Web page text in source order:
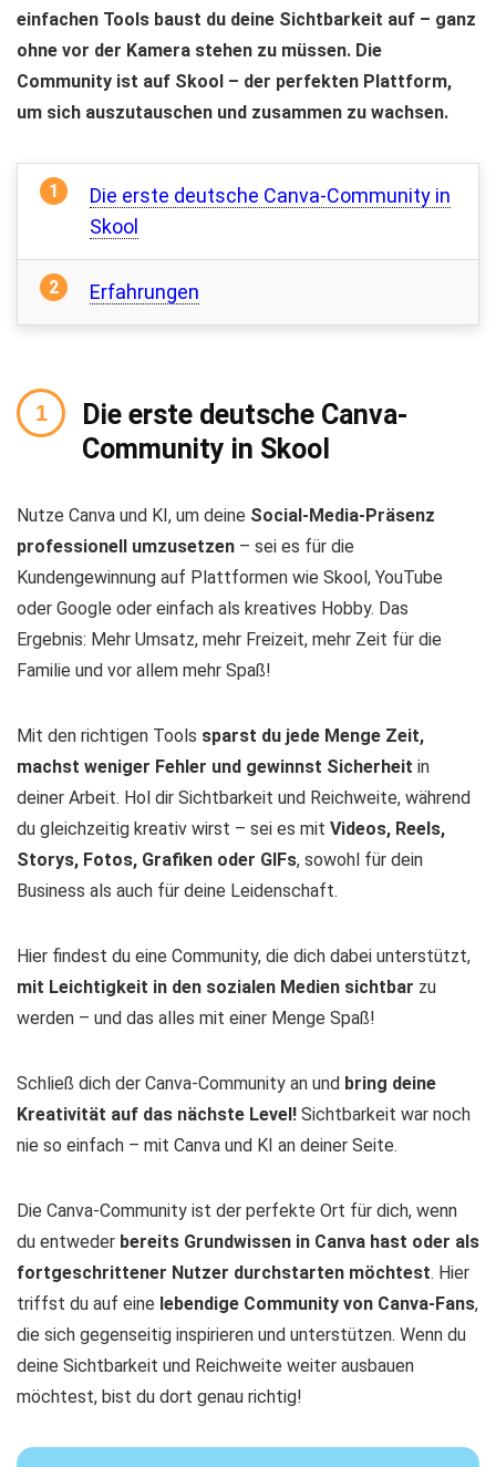
einfachen Tools baust du deine Sichtbarkeit auf – ganz
ohne vor der Kamera stehen zu müssen. Die
Community ist auf Skool – der perfekten Plattform,
um sich auszutauschen und zusammen zu wachsen.
Die erste deutsche Canva-Community in
Skool
Erfahrungen
Die erste deutsche Canva-
Community in Skool
Nutze Canva und KI, um deine Social-Media-Präsenz
professionell umzusetzen – sei es für die
Kundengewinnung auf Plattformen wie Skool, YouTube
oder Google oder einfach als kreatives Hobby. Das
Ergebnis: Mehr Umsatz, mehr Freizeit, mehr Zeit für die
Familie und vor allem mehr Spaß!
Mit den richtigen Tools sparst du jede Menge Zeit,
machst weniger Fehler und gewinnst Sicherheit in
deiner Arbeit. Hol dir Sichtbarkeit und Reichweite, während
du gleichzeitig kreativ wirst – sei es mit Videos, Reels,
Storys, Fotos, Grafiken oder GIFs, sowohl für dein
Business als auch für deine Leidenschaft.
Hier findest du eine Community, die dich dabei unterstützt,
mit Leichtigkeit in den sozialen Medien sichtbar zu
werden – und das alles mit einer Menge Spaß!
Schließ dich der Canva-Community an und bring deine
Kreativität auf das nächste Level! Sichtbarkeit war noch
nie so einfach – mit Canva und KI an deiner Seite.
Die Canva-Community ist der perfekte Ort für dich, wenn
du entweder bereits Grundwissen in Canva hast oder als
fortgeschrittener Nutzer durchstarten möchtest. Hier
triffst du auf eine lebendige Community von Canva-Fans,
die sich gegenseitig inspirieren und unterstützen. Wenn du
deine Sichtbarkeit und Reichweite weiter ausbauen
möchtest, bist du dort genau richtig!